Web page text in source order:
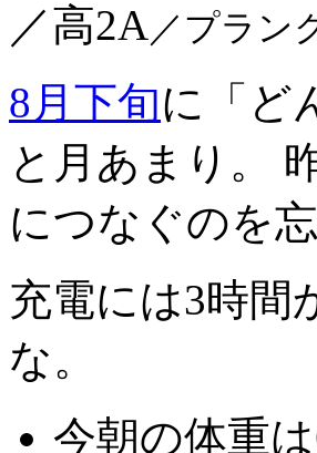
／高2A／プラン
8月下旬に「ど
と月あまり。
につなぐのを忘
充電には3時間
な。
今朝の体重